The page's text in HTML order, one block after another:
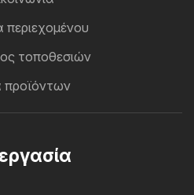
τοποθεσιών
προϊόντων